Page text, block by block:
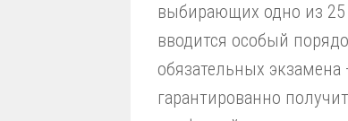
выбирающих одно из 25
вводится особый
обязательных
гарантированно